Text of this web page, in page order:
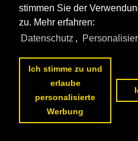
nächste Seite
stimmen Sie der
zu. Mehr erfahren:
Datenschutz ,
Ich stimme zu und
erlaube
personalisierte
Werbung